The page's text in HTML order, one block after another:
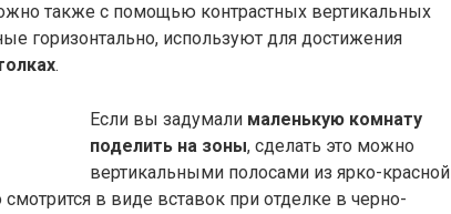
также с помощью контрастных вертикальных
горизонтально, используют для достижения
.
Если вы задумали маленькую комнату
поделить на зоны, сделать это можно
вертикальными полосами из ярко-красной
в виде вставок при отделке в черно-